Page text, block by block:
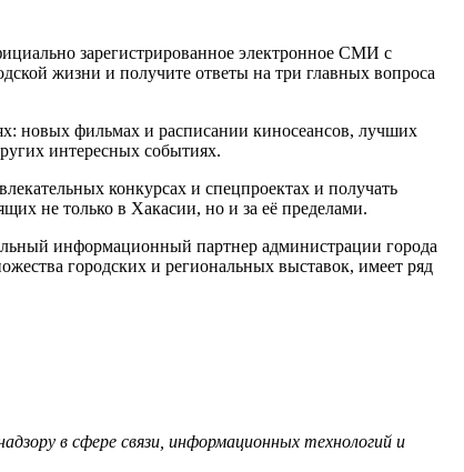
зарегистрированное электронное СМИ с
жизни и получите ответы на три главных вопроса
новых фильмах и расписании киносеансов, лучших
интересных событиях.
конкурсах и спецпроектах и получать
не только в Хакасии, но и за её пределами.
информационный партнер администрации города
городских и региональных выставок, имеет ряд
в сфере связи, информационных технологий и